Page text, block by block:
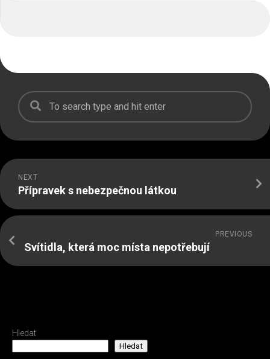
NEXT
Přípravek s nebezpečnou látkou
PREVIOUS
Svítidla, která moc místa nepotřebují
Hledat
Hledat